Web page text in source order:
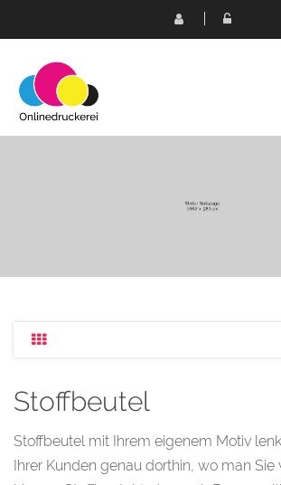
Stoffbeutel
Stoffbeutel mit Ihrem eigenem Motiv
Ihrer Kunden genau dorthin, wo man Sie